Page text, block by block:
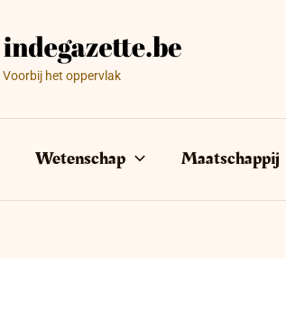
Voorbij het oppervlak
Wetenschap Maatschappij